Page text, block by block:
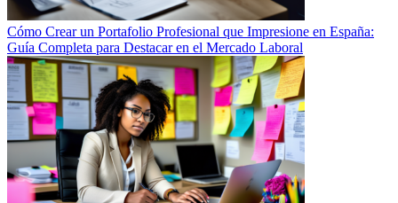
Cómo Crear un Portafolio Profesional que Impresione en España:
Guía Completa para Destacar en el Mercado Laboral